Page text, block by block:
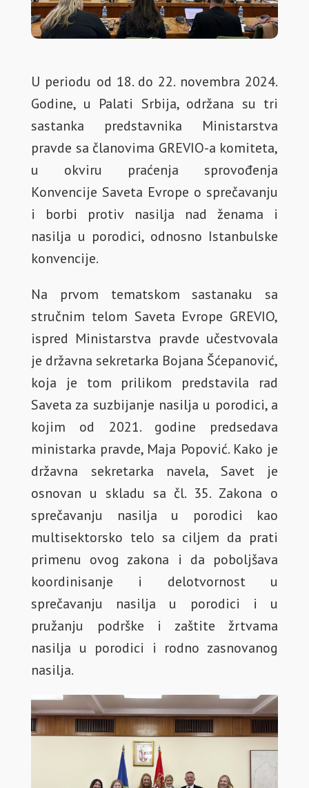
U periodu od 18. do 22. novembra 2024.
Godine, u Palati Srbija, održana su tri
sastanka predstavnika Ministarstva
pravde sa članovima GREVIO-a komiteta,
u okviru praćenja sprovođenja
Konvencije Saveta Evrope o sprečavanju
i borbi protiv nasilja nad ženama i
nasilja u porodici, odnosno Istanbulske
konvencije.
Na prvom tematskom sastanaku sa
stručnim telom Saveta Evrope GREVIO,
ispred Ministarstva pravde učestvovala
je državna sekretarka Bojana Šćepanović,
koja je tom prilikom predstavila rad
Saveta za suzbijanje nasilja u porodici, a
kojim od 2021. godine predsedava
ministarka pravde, Maja Popović. Kako je
državna sekretarka navela, Savet je
osnovan u skladu sa čl. 35. Zakona o
sprečavanju nasilja u porodici kao
multisektorsko telo sa ciljem da prati
primenu ovog zakona i da poboljšava
koordinisanje i delotvornost u
sprečavanju nasilja u porodici i u
pružanju podrške i zaštite žrtvama
nasilja u porodici i rodno zasnovanog
nasilja.